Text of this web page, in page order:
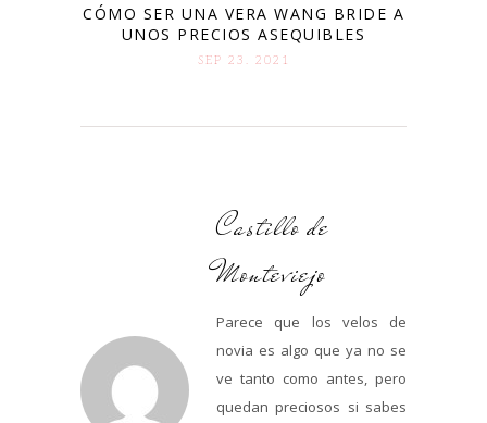
CÓMO SER UNA VERA WANG BRIDE A
UNOS PRECIOS ASEQUIBLES
SEP 23. 2021
Castillo de
Monteviejo
Parece que los velos de
novia es algo que ya no se
ve tanto como antes, pero
quedan preciosos si sabes